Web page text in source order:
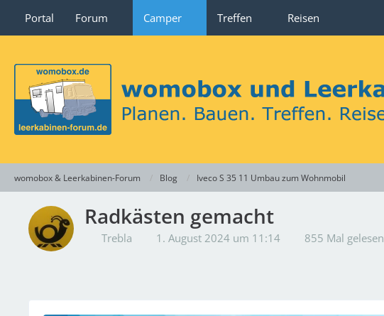
Portal Forum Camper Treffen Reisen
womobox & Leerkabinen-Forum Blog Iveco S 35 11 Umbau zum Wohnmobil
Radkästen gemacht
Trebla 1. August 2024 um 11:14 855 Mal gelesen